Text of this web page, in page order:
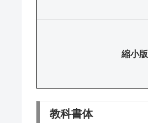
縮小版
教科書体